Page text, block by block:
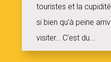
touristes et la
si bien qu’à peine
visiter… C’est du...